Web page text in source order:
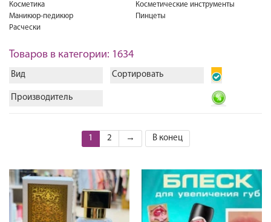
Косметика
Косметические инструменты
Маникюр-педикюр
Пинцеты
Расчески
Товаров в категории: 1634
Вид Сортировать
Производитель
1 2 → В конец